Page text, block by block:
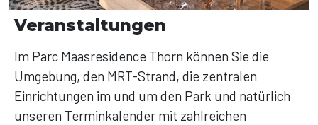
Veranstaltungen
Im Parc Maasresidence Thorn können Sie die
Umgebung, den MRT-Strand, die zentralen
Einrichtungen im und um den Park und natürlich
unseren Terminkalender mit zahlreichen